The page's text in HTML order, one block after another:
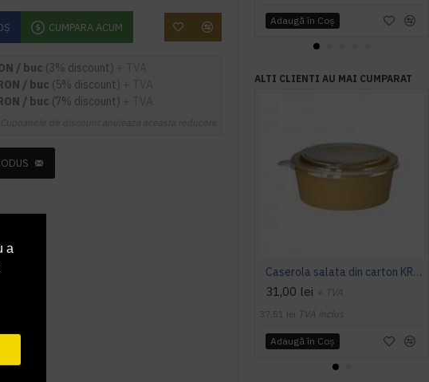
a
CUMPARA ACUM
/ buc (3% discount)
/ buc (5% discount)
/ buc (7% discount)
Adaugă în Coş
ALTI CLIENTI AU MAI CUMPARAT
Caserola salata din carton KRAFT, cu capac transparent, 550 cc, 50 buc/set
31,00 lei + TVA
37,51 lei TVA inclus
Adaugă în Coş